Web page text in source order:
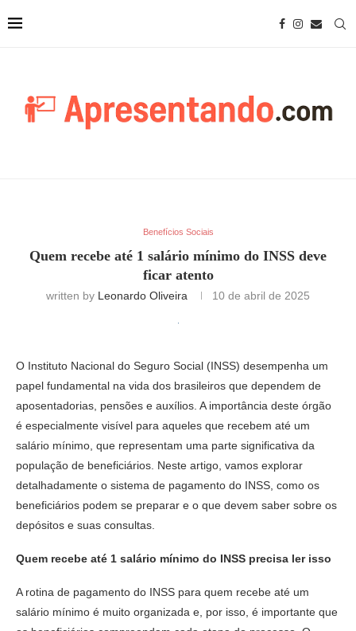
Benefícios Sociais
Quem recebe até 1 salário mínimo do INSS deve
ficar atento
written by Leonardo Oliveira 10 de abril de 2025
O Instituto Nacional do Seguro Social (INSS) desempenha um
papel fundamental na vida dos brasileiros que dependem de
aposentadorias, pensões e auxílios. A importância deste órgão
é especialmente visível para aqueles que recebem até um
salário mínimo, que representam uma parte significativa da
população de beneficiários. Neste artigo, vamos explorar
detalhadamente o sistema de pagamento do INSS, como os
beneficiários podem se preparar e o que devem saber sobre os
depósitos e suas consultas.
Quem recebe até 1 salário mínimo do INSS precisa ler isso
A rotina de pagamento do INSS para quem recebe até um
salário mínimo é muito organizada e, por isso, é importante que